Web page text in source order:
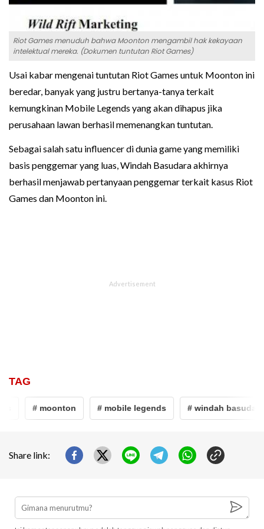
Riot Games menuduh bahwa Moonton mengambil hak kekayaan
intelektual mereka. (Dokumen tuntutan Riot Games)
Usai kabar mengenai tuntutan Riot Games untuk Moonton ini
beredar, banyak yang justru bertanya-tanya terkait
kemungkinan Mobile Legends yang akan dihapus jika
perusahaan lawan berhasil memenangkan tuntutan.
Sebagai salah satu influencer di dunia game yang memiliki
basis penggemar yang luas, Windah Basudara akhirnya
berhasil menjawab pertanyaan penggemar terkait kasus Riot
Games dan Moonton ini.
TAG
# moonton # mobile legends # windah basudara
Share link: